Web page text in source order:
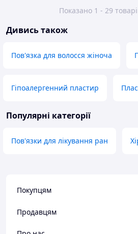
Показано 1 - 29
Дивись також
Пов'язка для волосся жіноча
Гіпоалергенний пластир
Популярні категорії
Пов'язки для лікування ран
Покупцям
Продавцям